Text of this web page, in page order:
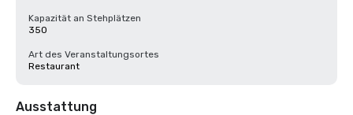
Kapazität an Stehplätzen
350
Art des Veranstaltungsortes
Restaurant
Ausstattung